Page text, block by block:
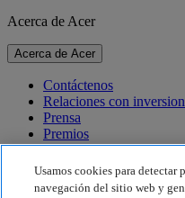
Acerca de Acer
Acerca de Acer
Contáctenos
Relaciones con
Prensa
Premios
Eventos
Sostenibilidad
Usamos cookies para detectar
navegación del sitio web y